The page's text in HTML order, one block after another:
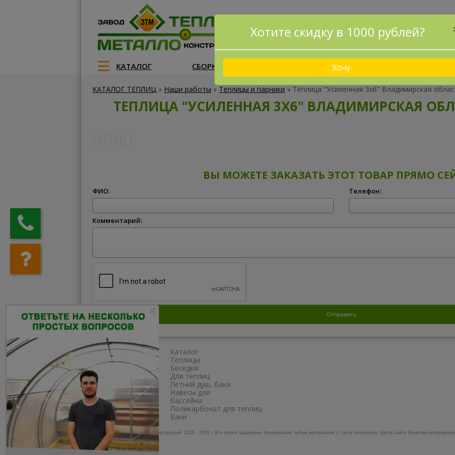
ДОСТАВИМ И УСТАНОВИМ ЗА 1 ДЕНЬ!
КАТАЛОГ СБОРКА КАК ЗАКАЗАТЬ? НАШИ
КАТАЛОГ ТЕПЛИЦ » Наши работы » Теплицы и парники » Теплица "Усиленная 3х6" Владимирская
ТЕПЛИЦА "УСИЛЕННАЯ 3Х6" ВЛАДИМИРСКАЯ
ВЫ МОЖЕТЕ ЗАКАЗАТЬ ЭТОТ ТОВАР ПРЯМО
ФИО: Телефон:
Комментарий:
Главная
Сборка
Доставка
Как заказать?
Схема проезда
Наши работы
Полезное
Отзывы
Каталог
Теплицы
Беседки
Для теплиц
Летний душ, баки
Навесы для
бассейна
Поликарбонат для теплиц
Бани
© Завод теплиц и металлоконструкций, 2010 - 2026 г. Все права защищены. Копирование любых материалов с сайта запрещено. Карта сайта Политика
Хотите скидку в 1000 рублей?
Хочу